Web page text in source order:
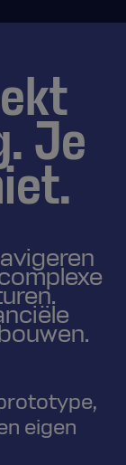
Je
eigen